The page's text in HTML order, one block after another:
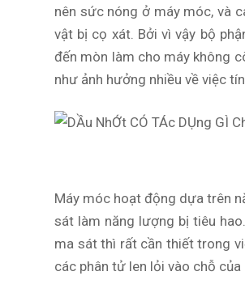
nên sức nóng ở máy móc, và
vật bị cọ xát. Bởi vì vậy bộ
đến mòn làm cho máy không
như ảnh hưởng nhiều về việc
Máy móc hoạt động dựa trên
sát làm năng lượng bị tiêu
ma sát thì rất cần thiết trong
các phân tử len lỏi vào chỗ